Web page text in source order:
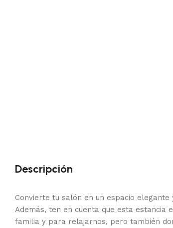
Descripción
Convierte tu salón en un espacio
Además, ten en cuenta que esta estancia
familia y para relajarnos, pero también